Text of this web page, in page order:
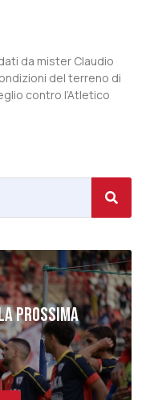
da mister Claudio
del terreno di
contro l’Atletico
PROSSIMA